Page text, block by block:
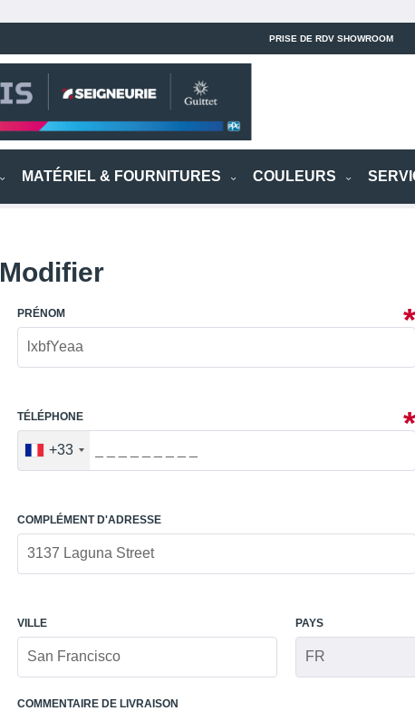
PRISE DE RDV SHOWROOM
MATÉRIEL & FOURNITURES COULEURS
Modifier
PRÉNOM
TÉLÉPHONE
+33
COMPLÉMENT D'ADRESSE
VILLE PAYS
COMMENTAIRE DE LIVRAISON